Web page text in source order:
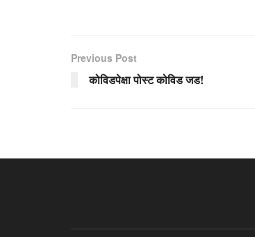
Previous Post
कोविडपेक्षा पोस्ट कोविड जड!